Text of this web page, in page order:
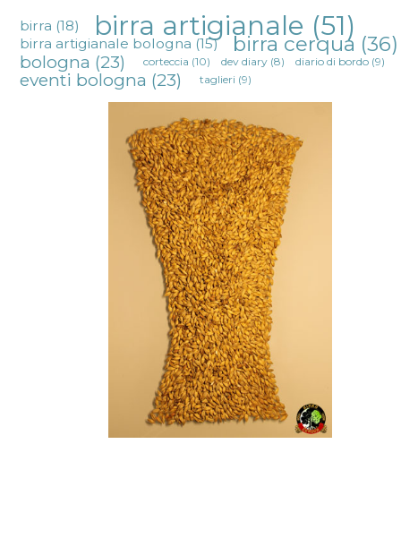
birra (18) birra artigianale (51)
birra artigianale bologna (15) birra cerqua (36)
bologna (23) corteccia (10) dev diary(8) diario di bordo(9)
eventi bologna (23) taglieri (9)